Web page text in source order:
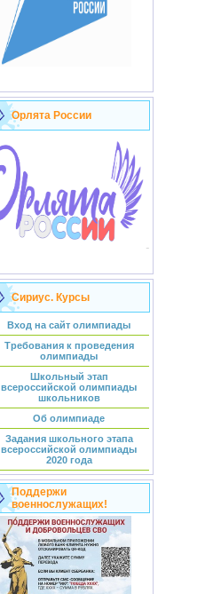
Орлята России
Сириус. Курсы
Вход на сайт олимпиады
Требования к проведения
олимпиады
Школьный этап
всероссийской олимпиады
школьников
Об олимпиаде
Задания школьного этапа
всероссийской олимпиады
2020 года
Поддержи
военнослужащих!